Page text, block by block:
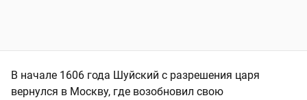
В начале 1606 года Шуйский с разрешения царя
вернулся в Москву, где возобновил свою